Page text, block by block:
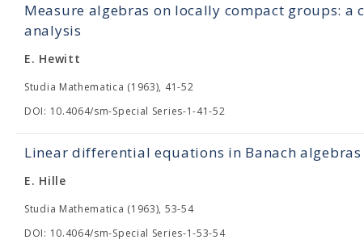
Measure algebras on locally compact groups: a
analysis
E. Hewitt
Studia Mathematica (1963), 41-52
DOI: 10.4064/sm-Special Series-1-41-52
Linear differential equations in Banach algebras
E. Hille
Studia Mathematica (1963), 53-54
DOI: 10.4064/sm-Special Series-1-53-54